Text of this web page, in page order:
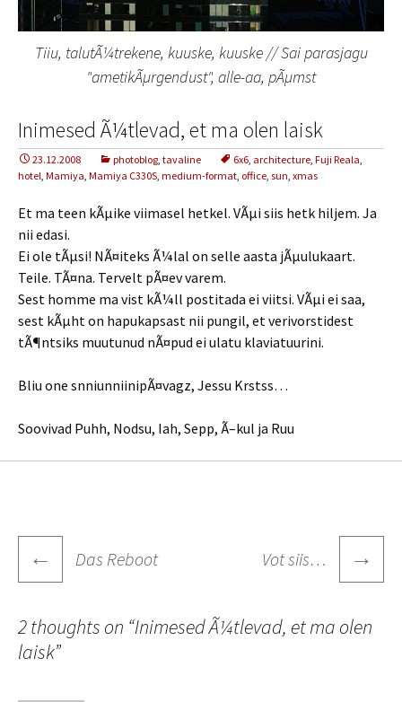
Tiiu, talutÃ¼trekene, kuuske, kuuske // Sai parasjagu
"ametikÃµrgendust", alle-aa, pÃµmst
Inimesed Ã¼tlevad, et ma olen laisk
23.12.2008 photoblog, tavaline 6x6, architecture, Fuji Reala,
hotel, Mamiya, Mamiya C330S, medium-format, office, sun, xmas
Et ma teen kÃµike viimasel hetkel. VÃµi siis hetk hiljem. Ja
nii edasi.
Ei ole tÃµsi! NÃ¤iteks Ã¼lal on selle aasta jÃµulukaart.
Teile. TÃ¤na. Tervelt pÃ¤ev varem.
Sest homme ma vist kÃ¼ll postitada ei viitsi. VÃµi ei saa,
sest kÃµht on hapukapsast nii pungil, et verivorstidest
tÃ¶ntsiks muutunud nÃ¤pud ei ulatu klaviatuurini.
Bliu one snniunniinipÃ¤vagz, Jessu Krstss…
Soovivad Puhh, Nodsu, Iah, Sepp, Ã–kul ja Ruu
Post
navigation
← Das Reboot Vot siis… →
2 thoughts on “Inimesed Ã¼tlevad, et ma olen
laisk”